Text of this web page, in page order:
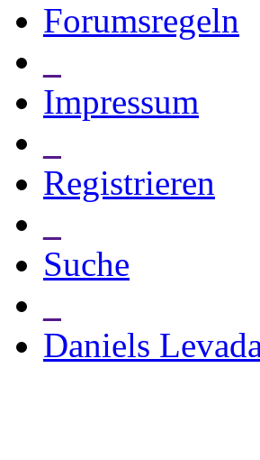
Forumsregeln
Impressum
Registrieren
Suche
Daniels